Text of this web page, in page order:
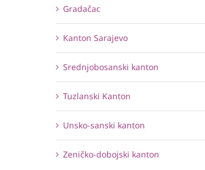
Gradačac
Kanton Sarajevo
Srednjobosanski kanton
Tuzlanski Kanton
Unsko-sanski kanton
Zeničko-dobojski kanton